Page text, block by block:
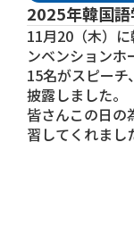
2025年韓国
11月20（木）
ンベンションホ
15名がスピー
披露しました。
皆さんこの日の
習してくれまし